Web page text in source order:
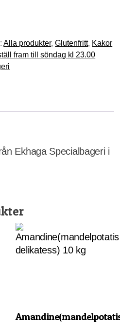
Alla produkter,Glutenfritt, Kakor
fram till söndag kl 23.00
Ekhaga Specialbageri i